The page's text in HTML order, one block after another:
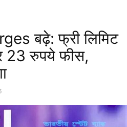
बढ़े: फ्री लिमिट
23 रुपये फीस,